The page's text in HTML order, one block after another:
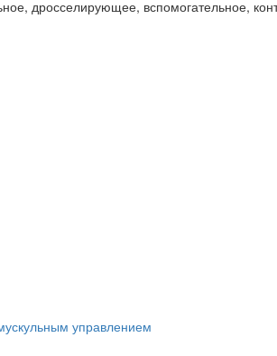
дросселирующее, вспомогательное,
управлением